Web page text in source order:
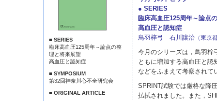
■ SERIES
臨床高血圧125周年～論点の整
理と将来展望
高血圧と認知症
■ SYMPOSIUM
第32回神奈川心不全研究会
■ ORIGINAL ARTICLE
● SERIES
臨床高血圧125周年～論点
高血圧と認知症
鳥羽梓弓 石川讓治 （東京
今月のシリーズは，鳥羽梓
ともに増加する高血圧と認
などをふまえて考察されて
SPRINT試験では厳格な降
払拭されました。また，